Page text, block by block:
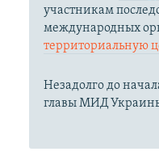
участникам
международных
территориальную
Незадолго до
главы МИД